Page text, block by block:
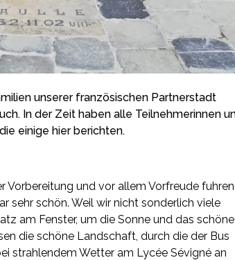
unserer französischen Partnerstadt
In der Zeit haben alle Teilnehmerinnen
einige hier berichten.
Vorbereitung und vor allem Vorfreude fuhren
sehr schön. Weil wir nicht sonderlich viele
am Fenster, um die Sonne und das schöne
die schöne Landschaft, durch die der Bus
strahlendem Wetter am Lycée Sévigné an